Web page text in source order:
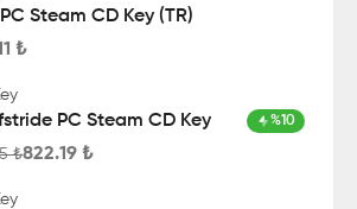
Steam CD Key (TR)
₺
PC Steam CD Key %10
₺822.19 ₺